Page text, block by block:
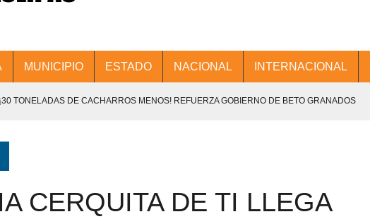
MUNICIPIO ESTADO NACIONAL INTERNACIONAL
¡30 TONELADAS DE CACHARROS MENOS! REFUERZA GOBIERNO DE BETO GRANADOS
COMUNIDAD!
Y RESULTADOS! ENCABEZA BETO GRANADOS MESA DE TRABAJO CON PRESIDENTES
CERQUITA DE TI LLEGA